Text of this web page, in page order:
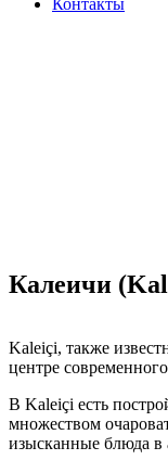
Контакты
Калеичи
Kaleiçi, также
центре
В Kaleiçi есть
множеством
изысканные блюда в